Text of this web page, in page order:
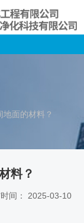
面的材料？
料？
间： 2025-03-10